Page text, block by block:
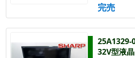
完売
25A1329-
32V型液